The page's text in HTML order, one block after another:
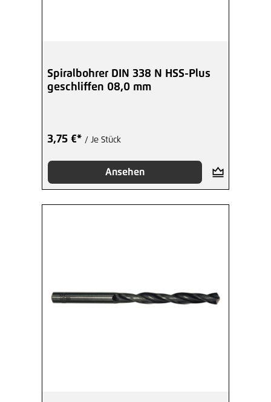
Spiralbohrer DIN 338 N HSS-Plus
geschliffen 08,0 mm
3,75 €* / Je Stück
Ansehen